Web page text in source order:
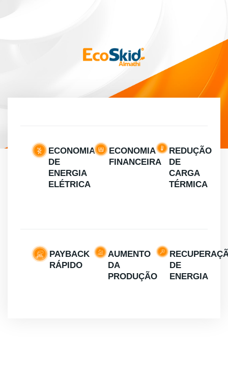
ECONOMIA
DE
ENERGIA
ELÉTRICA
ECONOMIA
FINANCEIRA
REDUÇÃO
DE
CARGA
TÉRMICA
PAYBACK
RÁPIDO
AUMENTO
DA
PRODUÇÃO
DE
ENERGIA